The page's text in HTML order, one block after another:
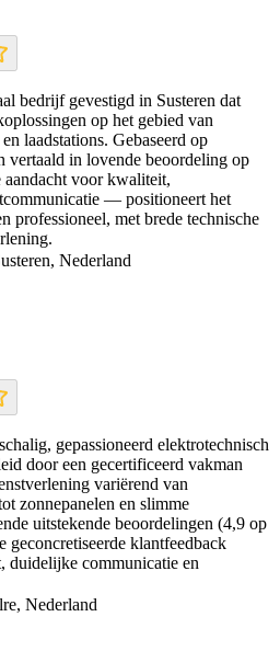
bedrijf gevestigd in Susteren dat
op het gebied van
laadstations. Gebaseerd op
vertaald in lovende beoordeling op
voor kwaliteit,
— positioneert het
professioneel, met brede technische
Nederland
gepassioneerd elektrotechnisch
door een gecertificeerd vakman
variërend van
zonnepanelen en slimme
uitstekende beoordelingen (4,9 op
geconcretiseerde klantfeedback
duidelijke communicatie en
Nederland